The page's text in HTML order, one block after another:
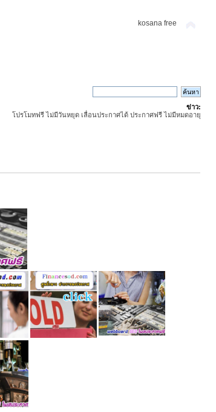
kosana free
ข่าว:
โปรโมทฟรี ไม่มีวันหยุด เลื่อนประกาศได้ ประกาศฟรี ไม่มีหมดอายุ